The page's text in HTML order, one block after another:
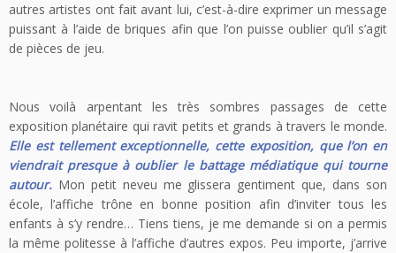
autres artistes ont fait avant lui, c’est-à-dire exprimer un message
puissant à l’aide de briques afin que l’on puisse oublier qu’il s’agit
de pièces de jeu.
Nous voilà arpentant les très sombres passages de cette
exposition planétaire qui ravit petits et grands à travers le monde.
Elle est tellement exceptionnelle, cette exposition, que l’on en
viendrait presque à oublier le battage médiatique qui tourne
autour. Mon petit neveu me glissera gentiment que, dans son
école, l’affiche trône en bonne position afin d’inviter tous les
enfants à s’y rendre… Tiens tiens, je me demande si on a permis
la même politesse à l’affiche d’autres expos. Peu importe, j’arrive